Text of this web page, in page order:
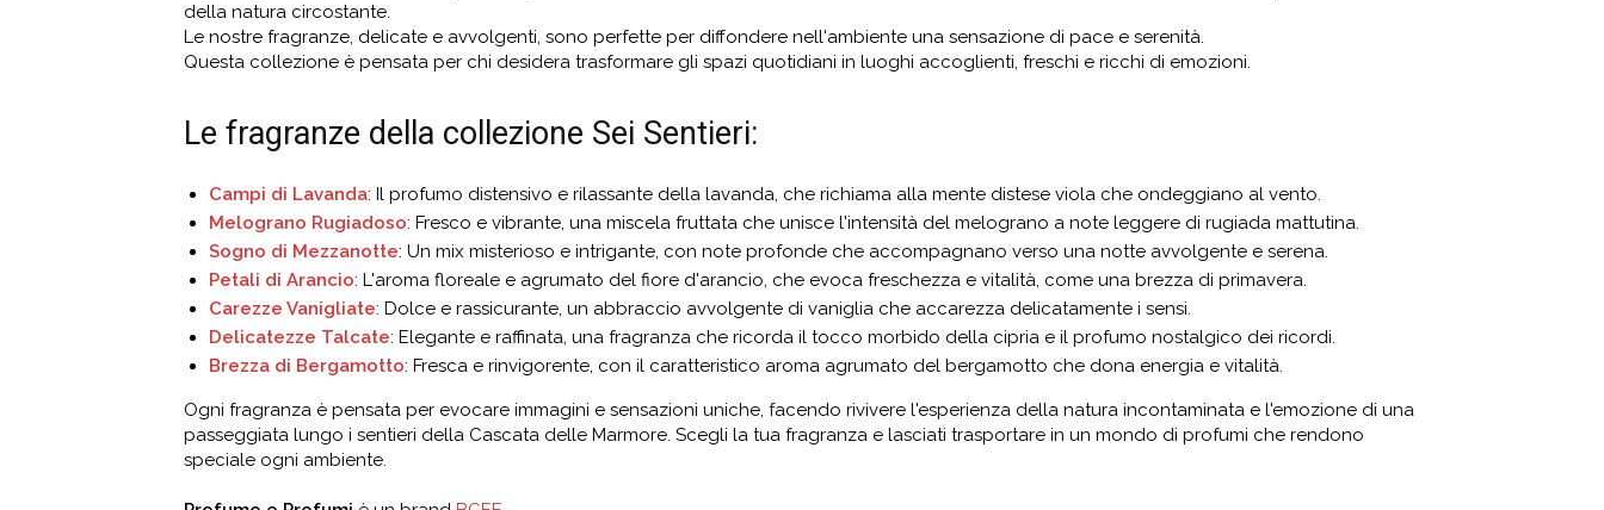
della natura circostante.
Le nostre fragranze, delicate e avvolgenti, sono perfette per diffondere nell'ambiente una sensazione di pace e serenità.
Questa collezione è pensata per chi desidera trasformare gli spazi quotidiani in luoghi accoglienti, freschi e ricchi di emozioni.
Le fragranze della collezione Sei Sentieri:
Campi di Lavanda: Il profumo distensivo e rilassante della lavanda, che richiama alla mente distese viola che ondeggiano al vento.
Melograno Rugiadoso: Fresco e vibrante, una miscela fruttata che unisce l'intensità del melograno a note leggere di rugiada mattutina.
Sogno di Mezzanotte: Un mix misterioso e intrigante, con note profonde che accompagnano verso una notte avvolgente e serena.
Petali di Arancio: L'aroma floreale e agrumato del fiore d'arancio, che evoca freschezza e vitalità, come una brezza di primavera.
Carezze Vanigliate: Dolce e rassicurante, un abbraccio avvolgente di vaniglia che accarezza delicatamente i sensi.
Delicatezze Talcate: Elegante e raffinata, una fragranza che ricorda il tocco morbido della cipria e il profumo nostalgico dei ricordi.
Brezza di Bergamotto: Fresca e rinvigorente, con il caratteristico aroma agrumato del bergamotto che dona energia e vitalità.
Ogni fragranza è pensata per evocare immagini e sensazioni uniche, facendo rivivere l'esperienza della natura incontaminata e l'emozione di una
passeggiata lungo i sentieri della Cascata delle Marmore. Scegli la tua fragranza e lasciati trasportare in un mondo di profumi che rendono
speciale ogni ambiente.